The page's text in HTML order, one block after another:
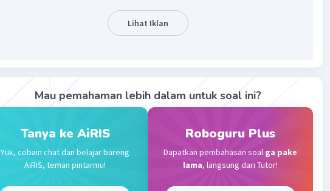
Jadi, 34 hektometer (hm) sama dengan 3,400,000 milimeter (mm).
hektometer ke milimeter dengan mengalikan 34 hm dengan 100
(untuk mendapatkan meter) dan kemudian mengalikan dengan 1000
Beri Rating ·0.0(0) Balas
Lihat Iklan
Mau pemahaman lebih dalam untuk soal ini?
Tanya ke AiRIS
Yuk, cobain chat dan belajar bareng
AiRIS, teman pintarmu!
Roboguru Plus
Dapatkan pembahasan soal ga pake
lama, langsung dari Tutor!